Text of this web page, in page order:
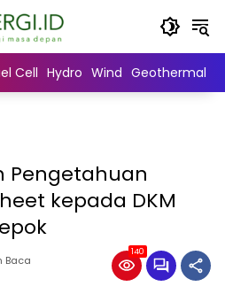
Cell Hydro Wind Geothermal
Pengetahuan
kepada DKM
Baca
140